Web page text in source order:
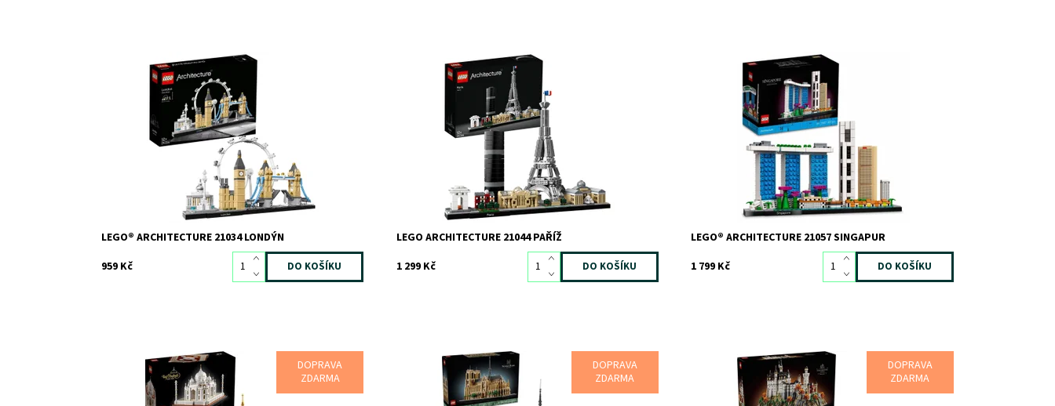
Oslav Londýn pomocí tohoto panoramatického modelu
LEGO® Architecture!
Dostupnost:
Skladem3
12396
LEGO
LEGO® ARCHITECTURE 21034 LONDÝN
959 Kč
Oslavuj architekturu Paříže prostřednictvím této
panoramatické sady od LEGO® Architecture.
Skladem1
8338
LEGO
LEGO ARCHITECTURE 21044 PAŘÍŽ
1 299 Kč
Pozoruhodný výstavní model singapurského
panoramatu z kostek
Dostupnost:
Skladem1
9549
LEGO
LEGO® ARCHITECTURE 21057 SINGAPUR
1 799 Kč
DOPRAVA
ZDARMA
Postavte si a vystavte úchvatnou LEGO® repliku Tádž
DOPRAVA
ZDARMA
Ponořte se do historie katedrály Notre-Dame v Paříži.
Každý sáček s kostkami vás provede jednou etapou
DOPRAVA
ZDARMA
Objevte nejnovější stavitelské techniky a užijte si
intuitivní 3D stavitelský zážitek s aplikací LEGO Builder